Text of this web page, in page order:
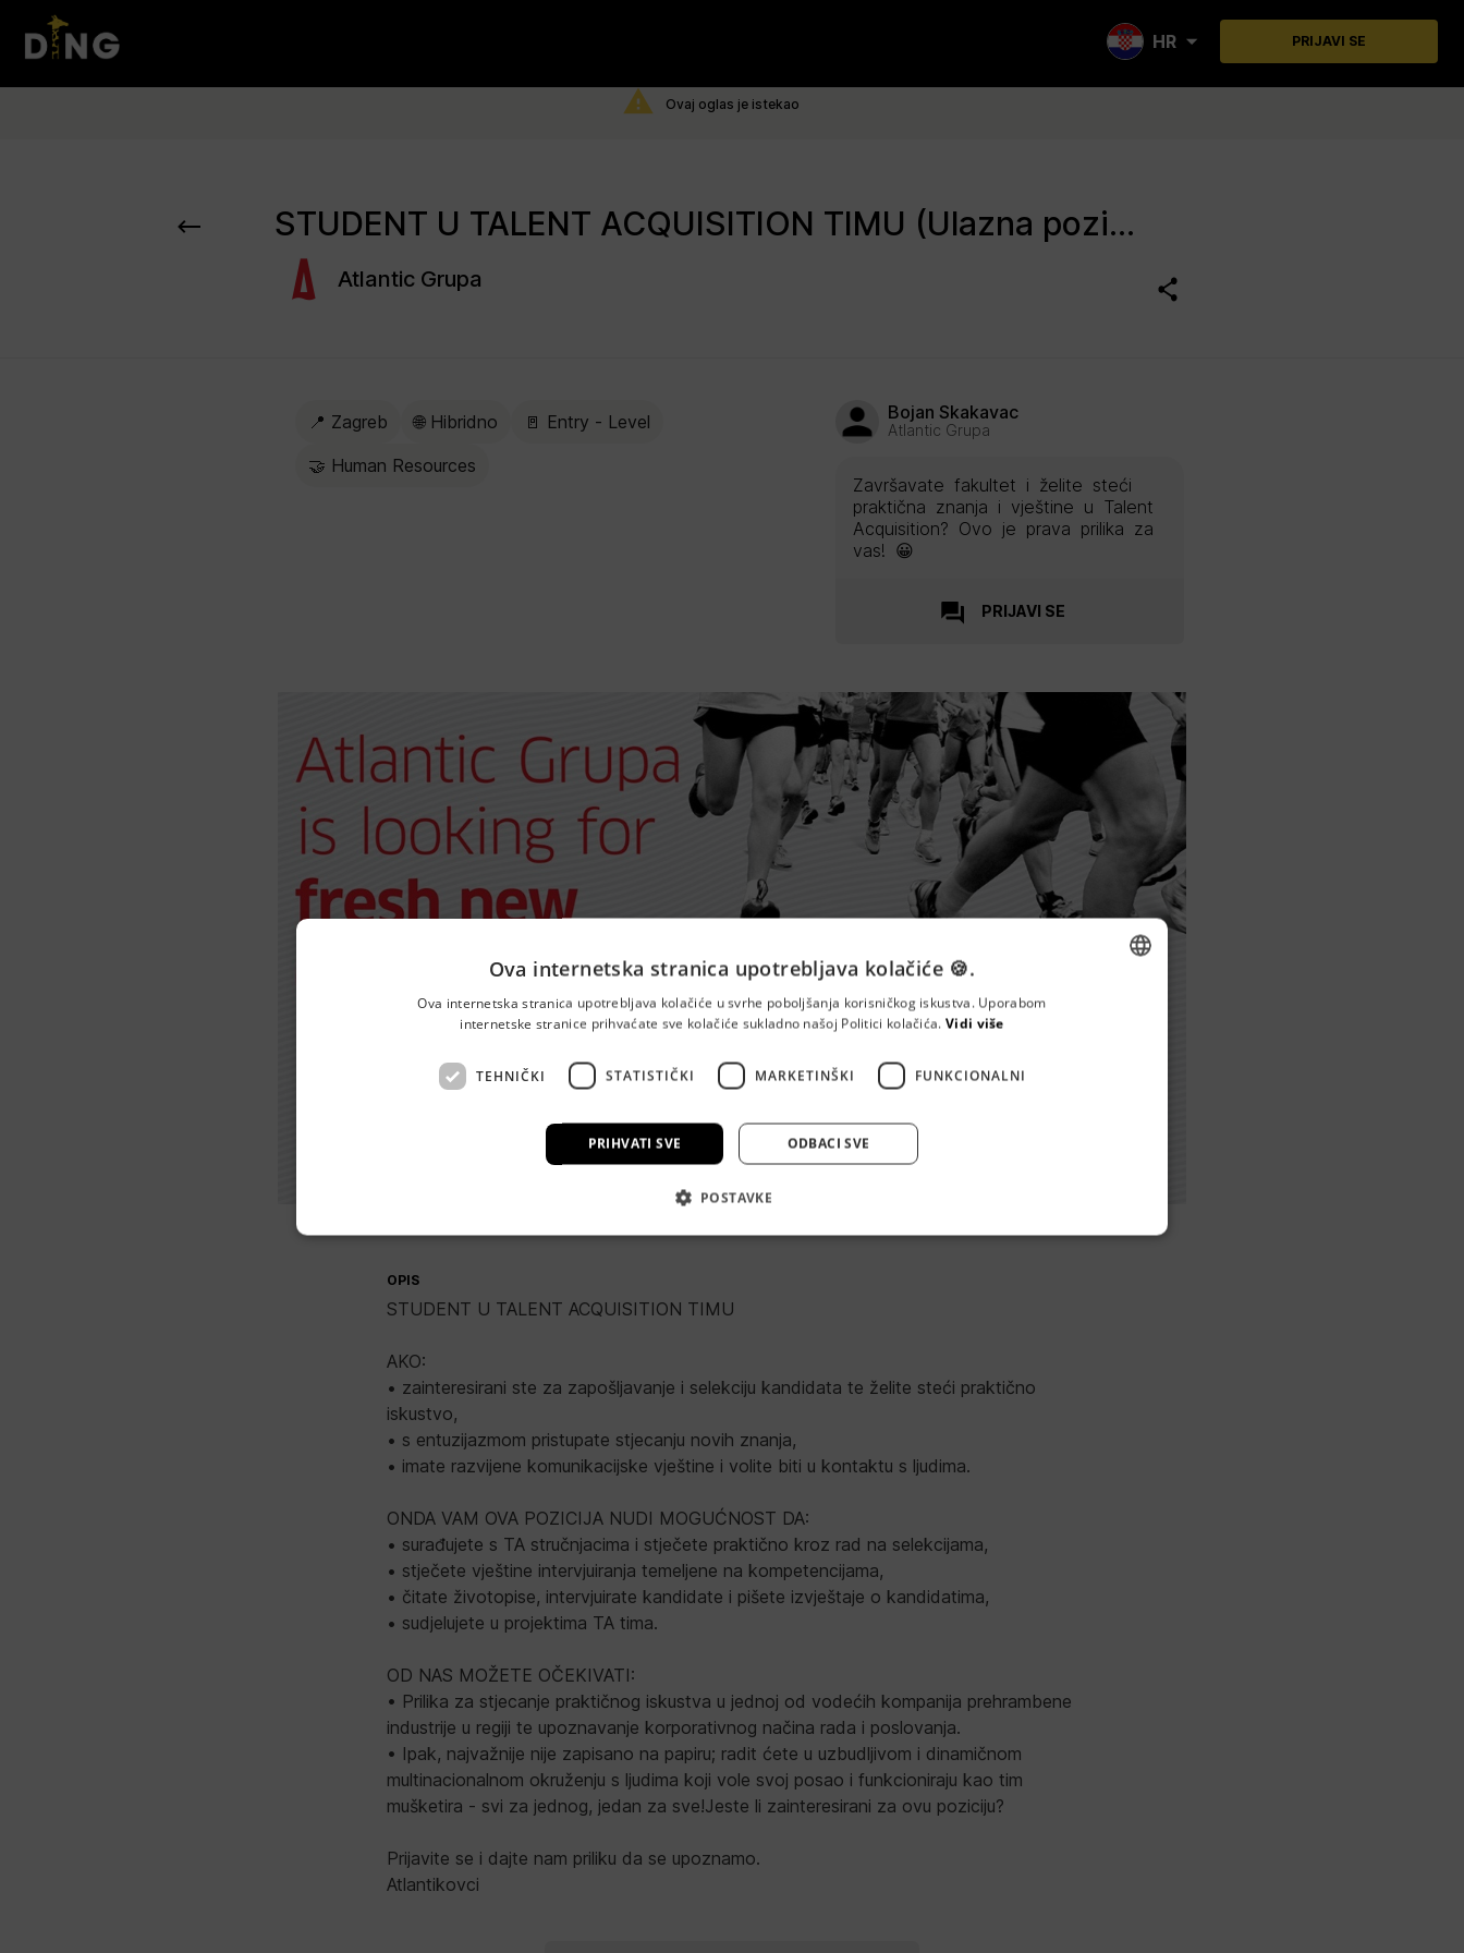
PRIJAVI SE
HR
Ovaj oglas je istekao
STUDENT U TALENT ACQUISITION TIMU (Ulazna pozicija)
Atlantic Grupa
📍 Zagreb 🌐 Hibridno
🚪 Entry - Level
🤝 Human Resources
Bojan Skakavac
Atlantic Grupa
Završavate fakultet i želite steći
praktična znanja i vještine u Talent
Acquisition? Ovo je prava prilika za
vas! 😀
PRIJAVI SE
OPIS
STUDENT U TALENT ACQUISITION TIMU
AKO:
• zainteresirani ste za zapošljavanje i selekciju kandidata te želite steći praktično
iskustvo,
• s entuzijazmom pristupate stjecanju novih znanja,
• imate razvijene komunikacijske vještine i volite biti u kontaktu s ljudima.
ONDA VAM OVA POZICIJA NUDI MOGUĆNOST DA:
• surađujete s TA stručnjacima i stječete praktično kroz rad na selekcijama,
• stječete vještine intervjuiranja temeljene na kompetencijama,
• čitate životopise, intervjuirate kandidate i pišete izvještaje o kandidatima,
• sudjelujete u projektima TA tima.
OD NAS MOŽETE OČEKIVATI:
• Prilika za stjecanje praktičnog iskustva u jednoj od vodećih kompanija prehrambene
industrije u regiji te upoznavanje korporativnog načina rada i poslovanja.
• Ipak, najvažnije nije zapisano na papiru; radit ćete u uzbudljivom i dinamičnom
multinacionalnom okruženju s ljudima koji vole svoj posao i funkcioniraju kao tim
mušketira - svi za jednog, jedan za sve!Jeste li zainteresirani za ovu poziciju?
Prijavite se i dajte nam priliku da se upoznamo.
Atlantikovci
Ova internetska stranica upotrebljava kolačiće 🍪.
Ova internetska stranica upotrebljava kolačiće u svrhe poboljšanja korisničkog iskustva. Uporabom
internetske stranice prihvaćate sve kolačiće sukladno našoj Politici kolačića. Vidi više
TEHNIČKI STATISTIČKI MARKETINŠKI FUNKCIONALNI
PRIHVATI SVE ODBACI SVE
POSTAVKE